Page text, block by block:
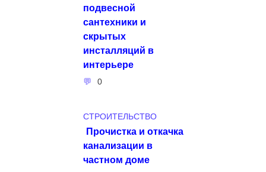
подвесной
сантехники и
скрытых
инсталляций в
интерьере
0
СТРОИТЕЛЬСТВО
Прочистка и откачка
канализации в
частном доме